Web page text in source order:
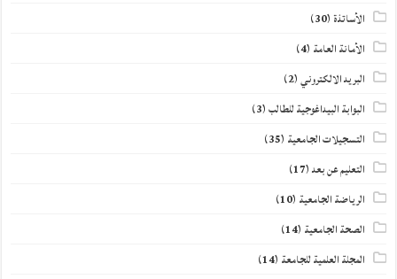
الأساتذة(30)
الأمانة العامة (4)
البريد الالكتروني(2)
البوابة البيداغوجية للطالب(3)
التسجيلات الجامعية (35)
التعليم عن بعد(17)
الرياضة الجامعية (10)
الصحة الجامعية (14)
المجلة العلمية للجامعة (14)